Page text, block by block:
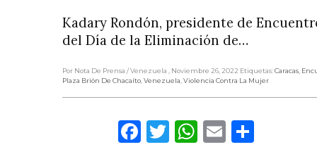
Kadary Rondón, presidente de
del Día de la Eliminación de…
Por Nota De Prensa / Venezuela , Noviembre 26, 2022 Etiquetas:Caracas,
Plaza Brión De Chacaíto,Venezuela,Violencia Contra La Mujer
Facebook
Twitter
WhatsApp
Email